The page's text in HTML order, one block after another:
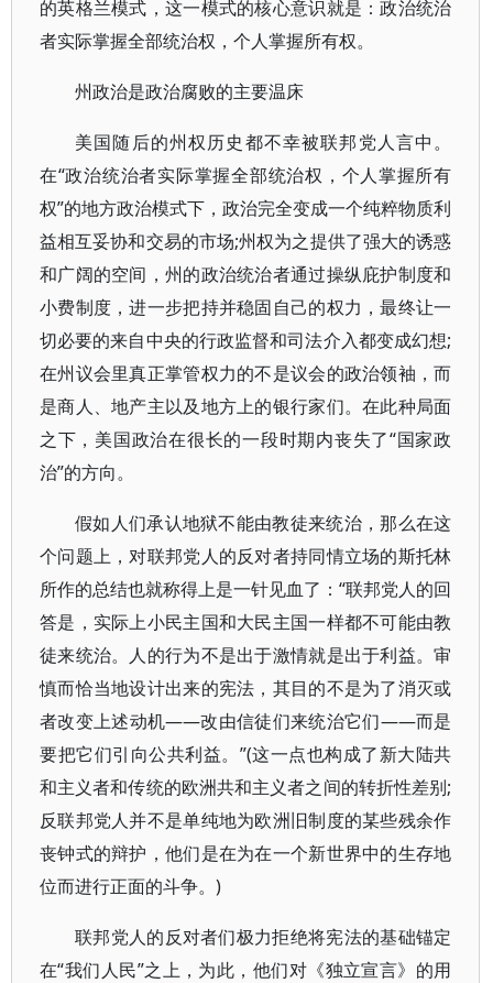
的英格兰模式，这一模式的核心意识就是：政治统治
者实际掌握全部统治权，个人掌握所有权。
州政治是政治腐败的主要温床
美国随后的州权历史都不幸被联邦党人言中。
在“政治统治者实际掌握全部统治权，个人掌握所有
权”的地方政治模式下，政治完全变成一个纯粹物质利
益相互妥协和交易的市场;州权为之提供了强大的诱惑
和广阔的空间，州的政治统治者通过操纵庇护制度和
小费制度，进一步把持并稳固自己的权力，最终让一
切必要的来自中央的行政监督和司法介入都变成幻想;
在州议会里真正掌管权力的不是议会的政治领袖，而
是商人、地产主以及地方上的银行家们。在此种局面
之下，美国政治在很长的一段时期内丧失了“国家政
治”的方向。
假如人们承认地狱不能由教徒来统治，那么在这
个问题上，对联邦党人的反对者持同情立场的斯托林
所作的总结也就称得上是一针见血了：“联邦党人的回
答是，实际上小民主国和大民主国一样都不可能由教
徒来统治。人的行为不是出于激情就是出于利益。审
慎而恰当地设计出来的宪法，其目的不是为了消灭或
者改变上述动机——改由信徒们来统治它们——而是
要把它们引向公共利益。”(这一点也构成了新大陆共
和主义者和传统的欧洲共和主义者之间的转折性差别;
反联邦党人并不是单纯地为欧洲旧制度的某些残余作
丧钟式的辩护，他们是在为在一个新世界中的生存地
位而进行正面的斗争。)
联邦党人的反对者们极力拒绝将宪法的基础锚定
在“我们人民”之上，为此，他们对《独立宣言》的用